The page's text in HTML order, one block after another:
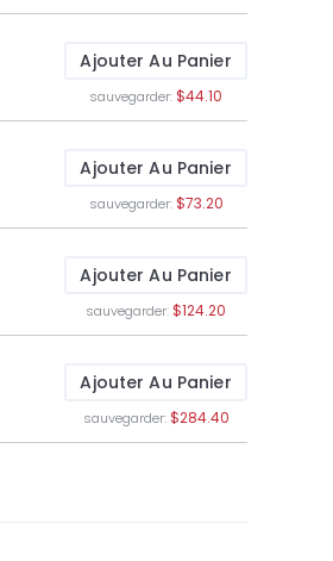
Ajouter Au Panier
sauvegarder:$44.10
Ajouter Au Panier
sauvegarder:$73.20
Ajouter Au Panier
sauvegarder:$124.20
Ajouter Au Panier
sauvegarder:$284.40